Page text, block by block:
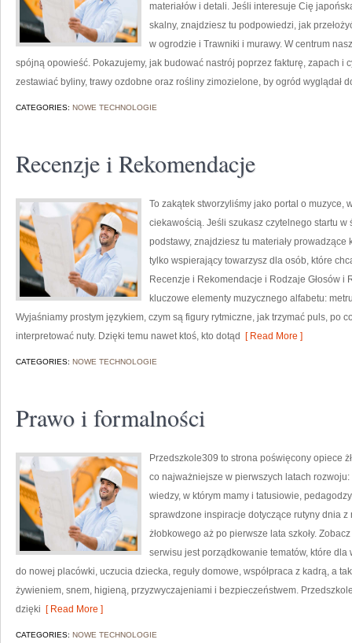
materiałów i detali. Jeśli interesuje Cię
skalny, znajdziesz tu podpowiedzi, jak
w ogrodzie i Trawniki i murawy. W centrum
spójną opowieść. Pokazujemy, jak budować nastrój poprzez fakturę, zapach i
zestawiać byliny, trawy ozdobne oraz rośliny zimozielone, by ogród wyglądał
CATEGORIES: NOWE TECHNOLOGIE
Recenzje i Rekomendacje
To zakątek stworzyliśmy jako portal o muzyce,
ciekawością. Jeśli szukasz czytelnego startu
podstawy, znajdziesz tu materiały
tylko wspierający towarzysz dla osób, które
Recenzje i Rekomendacje i Rodzaje Głosów i
kluczowe elementy muzycznego alfabetu:
Wyjaśniamy prostym językiem, czym są figury rytmiczne, jak trzymać puls, po
interpretować nuty. Dzięki temu nawet ktoś, kto dotąd
[ Read More ]
CATEGORIES: NOWE TECHNOLOGIE
Prawo i formalności
Przedszkole309 to strona poświęcony opiece
co najważniejsze w pierwszych latach
wiedzy, w którym mamy i tatusiowie,
sprawdzone inspiracje dotyczące rutyny dnia
żłobkowego aż po pierwsze lata szkoły.
serwisu jest porządkowanie tematów, które
do nowej placówki, uczucia dziecka, reguły domowe, współpraca z kadrą, a
żywieniem, snem, higieną, przyzwyczajeniami i bezpieczeństwem.
dzięki [ Read More ]
CATEGORIES: NOWE TECHNOLOGIE